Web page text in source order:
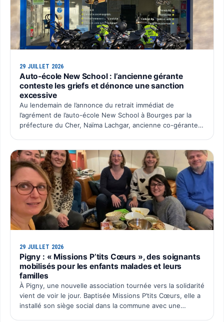
29 JUILLET 2026
Auto-école New School : l’ancienne gérante
conteste les griefs et dénonce une sanction
excessive
Au lendemain de l’annonce du retrait immédiat de
l’agrément de l’auto-école New School à Bourges par la
préfecture du Cher, Naïma Lachgar, ancienne co-gérante
29 JUILLET 2026
Pigny : « Missions P’tits Cœurs », des soignants
mobilisés pour les enfants malades et leurs
familles
À Pigny, une nouvelle association tournée vers la solidarité
vient de voir le jour. Baptisée Missions P’tits Cœurs, elle a
installé son siège social dans la commune avec une